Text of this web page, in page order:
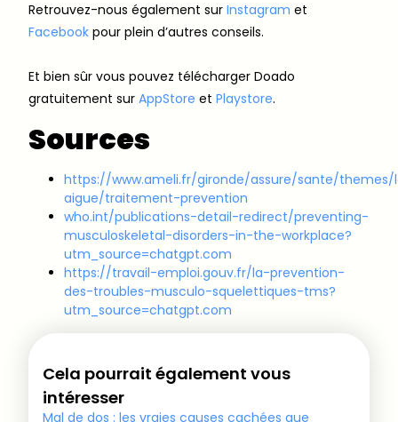
Cela pourrait également vous
intéresser
Mal de dos : les vraies causes cachées que
Retrouvez-nous également sur Instagram et
Facebook pour plein d’autres conseils.
Et bien sûr vous pouvez télécharger Doado
gratuitement sur AppStore et Playstore.
Sources
https://www.ameli.fr/gironde/assure/sante/
aigue/traitement-prevention
who.int/publications-detail-redirect/preventing-
musculoskeletal-disorders-in-the-workplace?
utm_source=chatgpt.com
https://travail-emploi.gouv.fr/la-prevention-
des-troubles-musculo-squelettiques-tms?
utm_source=chatgpt.com